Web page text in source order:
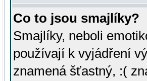
Co to jsou smajlíky?
Smajlíky, neboli
používají k vyjádření
znamená šťastný, :(